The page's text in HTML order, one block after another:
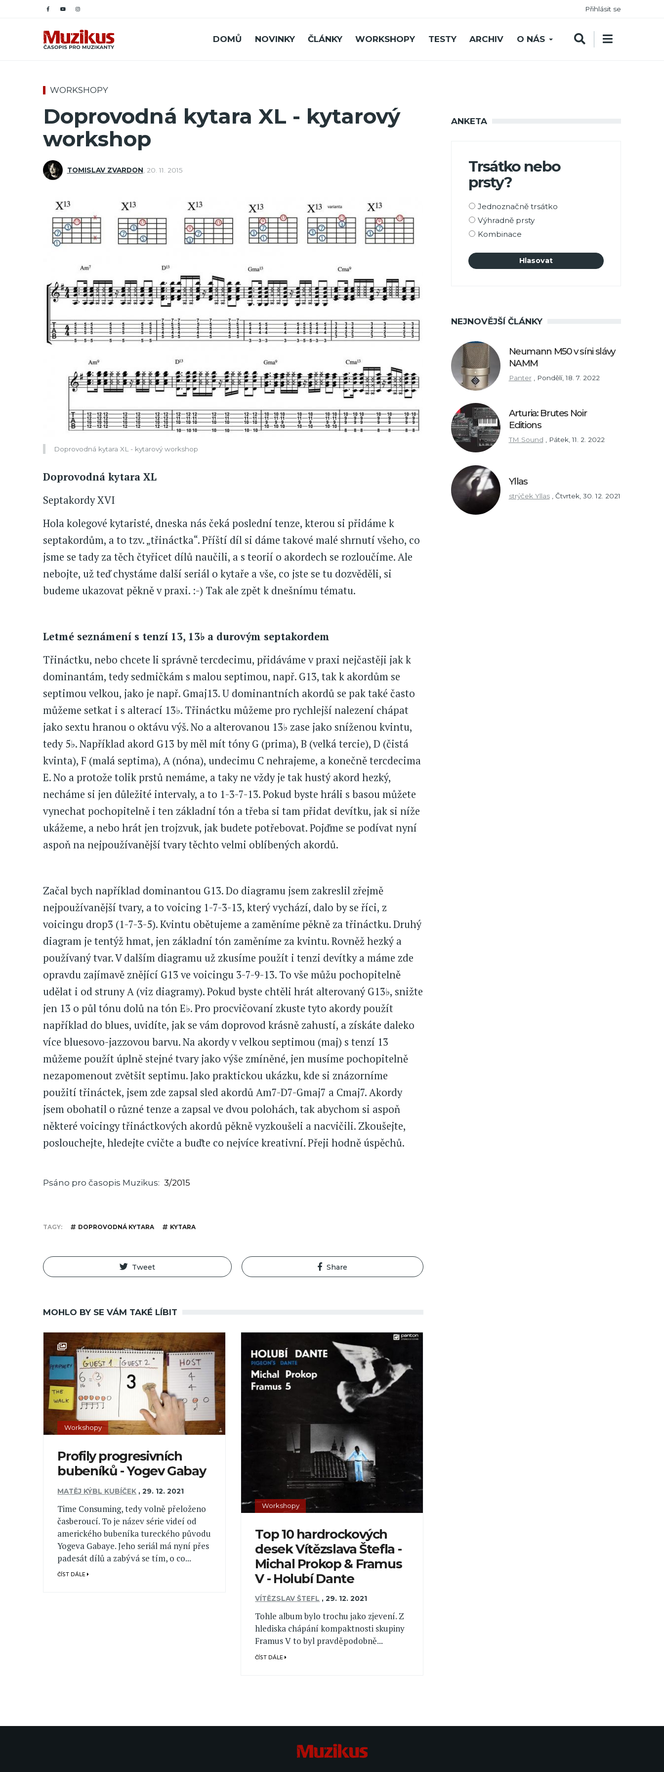
Přihlásit se
DOMŮ NOVINKY ČLÁNKY WORKSHOPY TESTY ARCHIV O NÁS
WORKSHOPY
Doprovodná kytara XL - kytarový
workshop
TOMISLAV ZVARDON 20. 11. 2015
Doprovodná kytara XL - kytarový workshop
Doprovodná kytara XL
Septakordy XVI
Hola kolegové kytaristé, dneska nás čeká poslední tenze, kterou si přidáme k
septakordům, a to tzv. „třináctka“. Příští díl si dáme takové malé shrnutí všeho, co
jsme se tady za těch čtyřicet dílů naučili, a s teorií o akordech se rozloučíme. Ale
nebojte, už teď chystáme další seriál o kytaře a vše, co jste se tu dozvěděli, si
budeme ukazovat pěkně v praxi. :-) Tak ale zpět k dnešnímu tématu.
Letmé seznámení s tenzí 13, 13♭ a durovým septakordem
Třináctku, nebo chcete li správně tercdecimu, přidáváme v praxi nejčastěji jak k
dominantám, tedy sedmičkám s malou septimou, např. G13, tak k akordům se
septimou velkou, jako je např. Gmaj13. U dominantních akordů se pak také často
můžeme setkat i s alterací 13♭. Třináctku můžeme pro rychlejší nalezení chápat
jako sextu hranou o oktávu výš. No a alterovanou 13♭ zase jako sníženou kvintu,
tedy 5♭. Například akord G13 by měl mít tóny G (prima), B (velká tercie), D (čistá
kvinta), F (malá septima), A (nóna), undecimu C nehrajeme, a konečně tercdecima
E. No a protože tolik prstů nemáme, a taky ne vždy je tak hustý akord hezký,
necháme si jen důležité intervaly, a to 1-3-7-13. Pokud byste hráli s basou můžete
vynechat pochopitelně i ten základní tón a třeba si tam přidat devítku, jak si níže
ukážeme, a nebo hrát jen trojzvuk, jak budete potřebovat. Pojďme se podívat nyní
aspoň na nejpoužívanější tvary těchto velmi oblíbených akordů.
Začal bych například dominantou G13. Do diagramu jsem zakreslil zřejmě
nejpoužívanější tvary, a to voicing 1-7-3-13, který vychází, dalo by se říci, z
voicingu drop3 (1-7-3-5). Kvintu obětujeme a zaměníme pěkně za třináctku. Druhý
diagram je tentýž hmat, jen základní tón zaměníme za kvintu. Rovněž hezký a
používaný tvar. V dalším diagramu už zkusíme použít i tenzi devítky a máme zde
opravdu zajímavě znějící G13 ve voicingu 3-7-9-13. To vše můžu pochopitelně
udělat i od struny A (viz diagramy). Pokud byste chtěli hrát alterovaný G13♭, snižte
jen 13 o půl tónu dolů na tón E♭. Pro procvičovaní zkuste tyto akordy použít
například do blues, uvidíte, jak se vám doprovod krásně zahustí, a získáte daleko
více bluesovo-jazzovou barvu. Na akordy v velkou septimou (maj) s tenzí 13
můžeme použít úplně stejné tvary jako výše zmíněné, jen musíme pochopitelně
nezapomenout zvětšit septimu. Jako praktickou ukázku, kde si znázorníme
použití třináctek, jsem zde zapsal sled akordů Am7-D7-Gmaj7 a Cmaj7. Akordy
jsem obohatil o různé tenze a zapsal ve dvou polohách, tak abychom si aspoň
některé voicingy třináctkových akordů pěkně vyzkoušeli a nacvičili. Zkoušejte,
poslouchejte, hledejte cvičte a buďte co nejvíce kreativní. Přeji hodně úspěchů.
Psáno pro časopis Muzikus 3/2015
TAGY DOPROVODNÁ KYTARA KYTARA
Tweet Share
MOHLO BY SE VÁM TAKÉ LÍBIT
Workshopy
Profily progresivních
bubeníků - Yogev Gabay
MATĚJ KÝBL KUBÍČEK ,29. 12. 2021
Time Consuming, tedy volně přeloženo
časberoucí. To je název série videí od
amerického bubeníka tureckého původu
Yogeva Gabaye. Jeho seriál má nyní přes
padesát dílů a zabývá se tím, o co...
ČÍST DÁLE
Workshopy
Top 10 hardrockových
desek Vítězslava Štefla -
Michal Prokop & Framus
V - Holubí Dante
VÍTĚZSLAV ŠTEFL ,29. 12. 2021
Tohle album bylo trochu jako zjevení. Z
hlediska chápání kompaktnosti skupiny
Framus V to byl pravděpodobně...
ČÍST DÁLE
ANKETA
Trsátko nebo
prsty?
Možnosti
výběru
Jednoznačně trsátko
Výhradně prsty
Kombinace
NEJNOVĚJŠÍ ČLÁNKY
Neumann M50 v síni slávy
NAMM
Panter Pondělí, 18. 7. 2022
Arturia: Brutes Noir
Editions
TM Sound , Pátek, 11. 2. 2022
Yllas
strýček Yllas Čtvrtek, 30. 12. 2021